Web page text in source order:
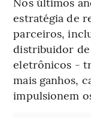
estratégia de
parceiros,
distribuidor de
eletrônicos -
mais ganhos,
impulsionem